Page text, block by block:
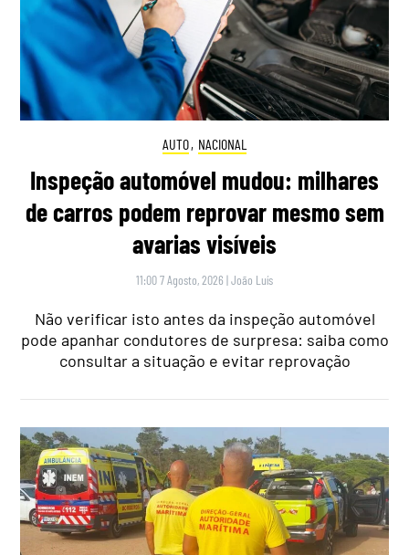
AUTO, NACIONAL
Inspeção automóvel mudou: milhares
de carros podem reprovar mesmo sem
avarias visíveis
11:00 7 Agosto, 2026 |João Luís
Não verificar isto antes da inspeção automóvel
pode apanhar condutores de surpresa: saiba como
consultar a situação e evitar reprovação